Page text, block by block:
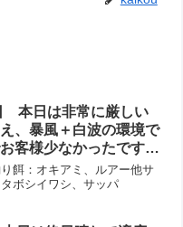
本日は非常に厳しい
、暴風＋白波の環境で
客様少なかったです。
性は高めで、ダンゴ当
常に当たりはあるとの
ワシが多めで、その他カ
餌：オキアミ、ルアー他サ
ボシイワシ、サッパ